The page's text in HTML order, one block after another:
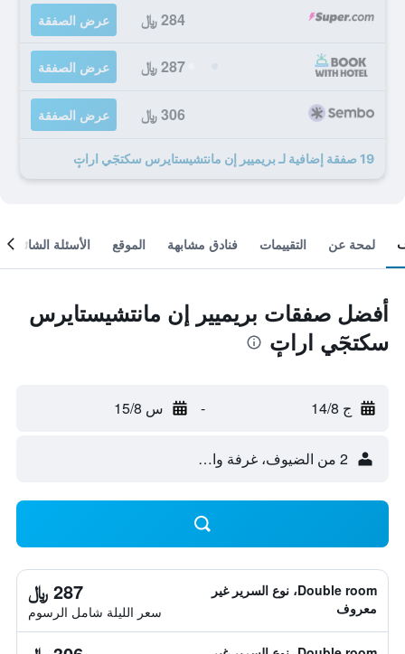
284 ﷼ عرض الصفقة
287 ﷼ عرض الصفقة
306 ﷼ عرض الصفقة
19 صفقة إضافية لـ بريميير إن مانتشيستايرس سكتجٓي اراتٕ
لمحة عن التقييمات فنادق مشابهة الموقع الأسئلة الشائعة
أفضل صفقات بريميير إن مانتشيستايرس
سكتجٓي اراتٕ
ج 14/8 - س 15/8
2 من الضيوف، غرفة واحدة
Double room، نوع السرير غير
معروف
287 ﷼
سعر الليلة شامل الرسوم